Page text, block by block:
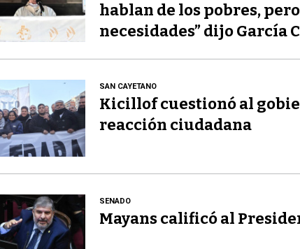
hablan de los pobres,
necesidades” dijo García
SAN CAYETANO
Kicillof cuestionó al
reacción ciudadana
SENADO
Mayans calificó al